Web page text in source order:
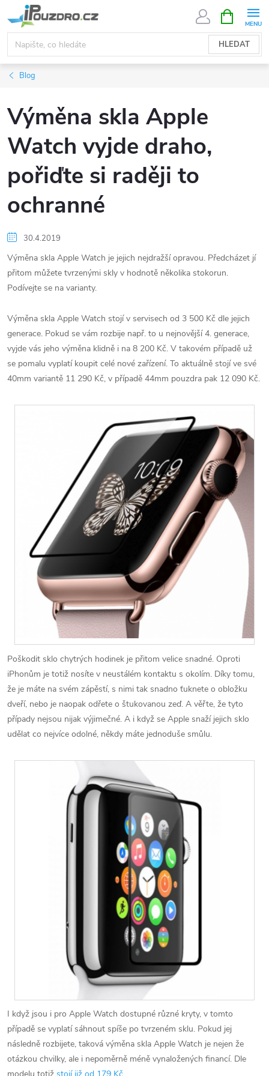
na
obsah
HLEDAT
NÁKUPNÍ
KOŠÍK
Blog
Výměna skla Apple
Watch vyjde draho,
pořiďte si raději to
ochranné
30.4.2019
Výměna skla Apple Watch je jejich nejdražší opravou. Předcházet jí
přitom můžete tvrzenými skly v hodnotě několika stokorun.
Podívejte se na varianty.
Výměna skla Apple Watch stojí v servisech od 3 500 Kč dle jejich
generace. Pokud se vám rozbije např. to u nejnovější 4. generace,
vyjde vás jeho výměna klidně i na 8 200 Kč. V takovém případě už
se pomalu vyplatí koupit celé nové zařízení. To aktuálně stojí ve své
40mm variantě 11 290 Kč, v případě 44mm pouzdra pak 12 090 Kč.
Poškodit sklo chytrých hodinek je přitom velice snadné. Oproti
iPhonům je totiž nosíte v neustálém kontaktu s okolím. Díky tomu,
že je máte na svém zápěstí, s nimi tak snadno ťuknete o obložku
dveří, nebo je naopak odřete o štukovanou zeď. A věřte, že tyto
případy nejsou nijak výjimečné. A i když se Apple snaží jejich sklo
udělat co nejvíce odolné, někdy máte jednoduše smůlu.
I když jsou i pro Apple Watch dostupné různé kryty, v tomto
případě se vyplatí sáhnout spíše po tvrzeném sklu. Pokud jej
následně rozbijete, taková výměna skla Apple Watch je nejen že
otázkou chvilky, ale i nepoměrně méně vynaložených financí. Dle